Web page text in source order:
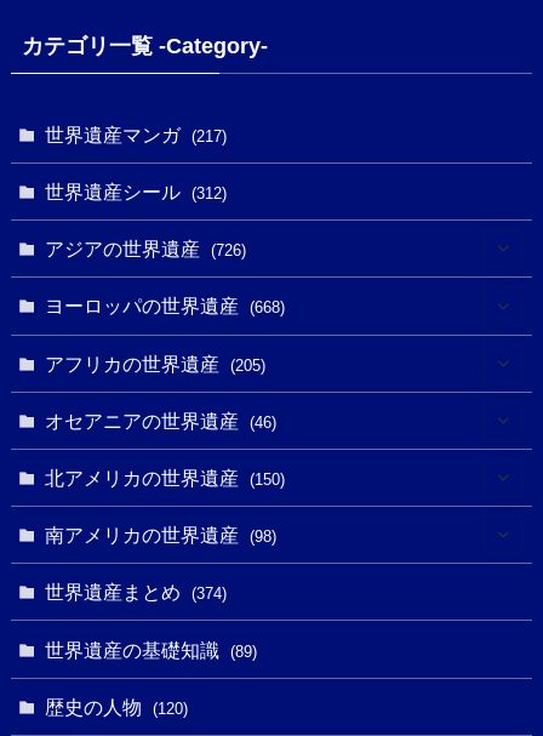
カテゴリ一覧 -Category-
世界遺産マンガ (217)
世界遺産シール (312)
アジアの世界遺産 (726)
(6)
(10)
(10)
ヨーロッパの世界遺産 (668)
(4)
(3)
(1)
(43)
アフリカの世界遺産 (205)
(8)
(1)
(32)
(13)
オセアニアの世界遺産 (46)
(25)
(6)
北アメリカの世界遺産 (150)
(31)
南アメリカの世界遺産 (98)
(4)
世界遺産まとめ (374)
世界遺産の基礎知識 (89)
歴史の人物 (120)